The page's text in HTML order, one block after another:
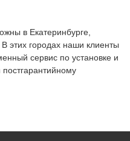
в Екатеринбурге,
этих городах наши клиенты
сервис по установке и